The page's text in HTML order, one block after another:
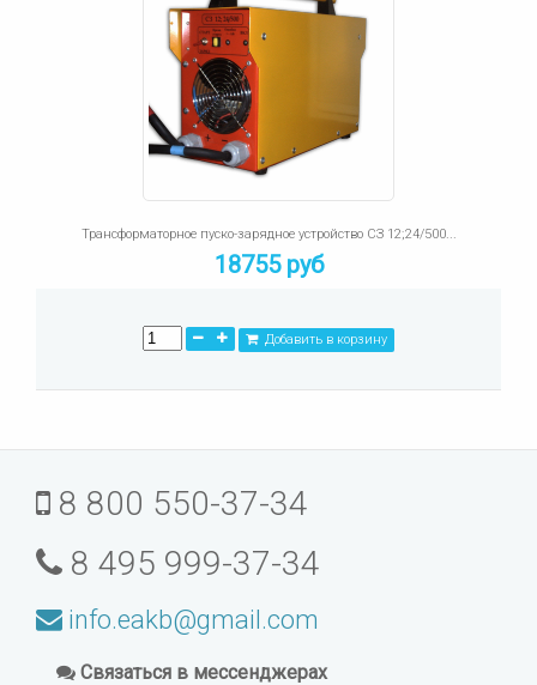
Трансформаторное пуско-зарядное устройство СЗ 12;24/500...
18755 руб
Добавить в корзину
8 800 550-37-34
8 495 999-37-34
info.eakb@gmail.com
Связаться в мессенджерах